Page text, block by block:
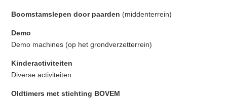
Boomstamslepen door paarden (middenterrein)
Demo
Demo machines (op het grondverzetterrein)
Kinderactiviteiten
Diverse activiteiten
Oldtimers met stichting BOVEM